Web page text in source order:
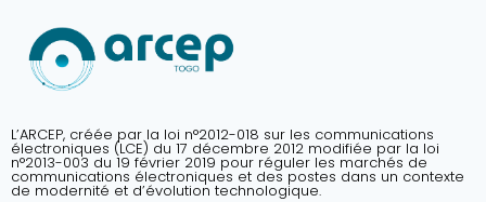
L’ARCEP, créée par la loi n°2012-018 sur les communications
électroniques (LCE) du 17 décembre 2012 modifiée par la loi
n°2013-003 du 19 février 2019 pour réguler les marchés de
communications électroniques et des postes dans un contexte
de modernité et d’évolution technologique.